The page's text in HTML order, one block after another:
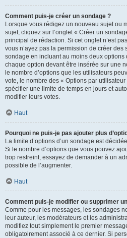
Comment puis-je créer un sondage ?
Lorsque vous rédigez un nouveau sujet ou
sujet, cliquez sur l’onglet « Créer un
principal de rédaction. Si cet onglet n’est
vous n’ayez pas la permission de créer des
sondage en incluant au moins deux options
chaque option devant être insérée sur une
le nombre d’options que les utilisateurs
vote, le nombre des « Options par
spécifier une limite de temps en jours et
modifier leurs votes.
Haut
Pourquoi ne puis-je pas ajouter plus
La limite d’options d’un sondage est
Si le nombre d’options que vous pouvez
trop restreint, essayez de demander à un
possible de l’augmenter.
Haut
Comment puis-je modifier ou supprimer
Comme pour les messages, les sondages
leur auteur, les modérateurs et les
modifiez tout simplement le premier
obligatoirement associé à ce dernier. Si